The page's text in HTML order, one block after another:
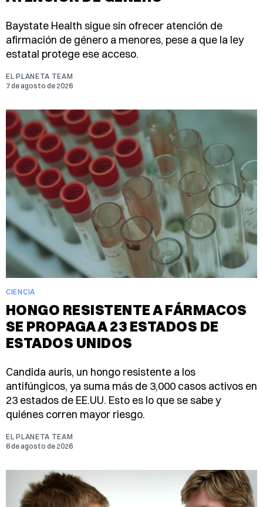
Baystate Health sigue sin ofrecer atención de
afirmación de género a menores, pese a que la ley
estatal protege ese acceso.
EL PLANETA TEAM
7 de agosto de 2026
CIENCIA
HONGO RESISTENTE A FÁRMACOS
SE PROPAGA A 23 ESTADOS DE
ESTADOS UNIDOS
Candida auris, un hongo resistente a los
antifúngicos, ya suma más de 3,000 casos activos en
23 estados de EE.UU. Esto es lo que se sabe y
quiénes corren mayor riesgo.
EL PLANETA TEAM
6 de agosto de 2026